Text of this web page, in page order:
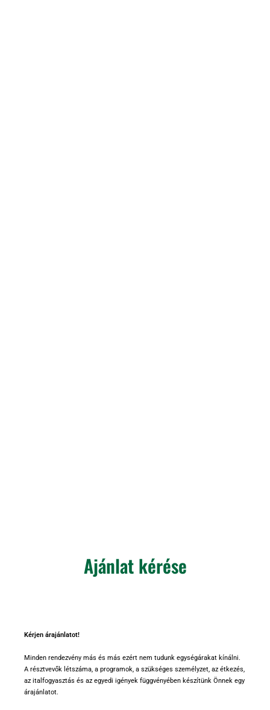
Ajánlat kérése
Kérjen árajánlatot!
Minden rendezvény más és más ezért nem tudunk egységárakat kínálni.
A résztvevők létszáma, a programok, a szükséges személyzet, az étkezés,
az italfogyasztás és az egyedi igények függvényében készítünk Önnek egy
árajánlatot.